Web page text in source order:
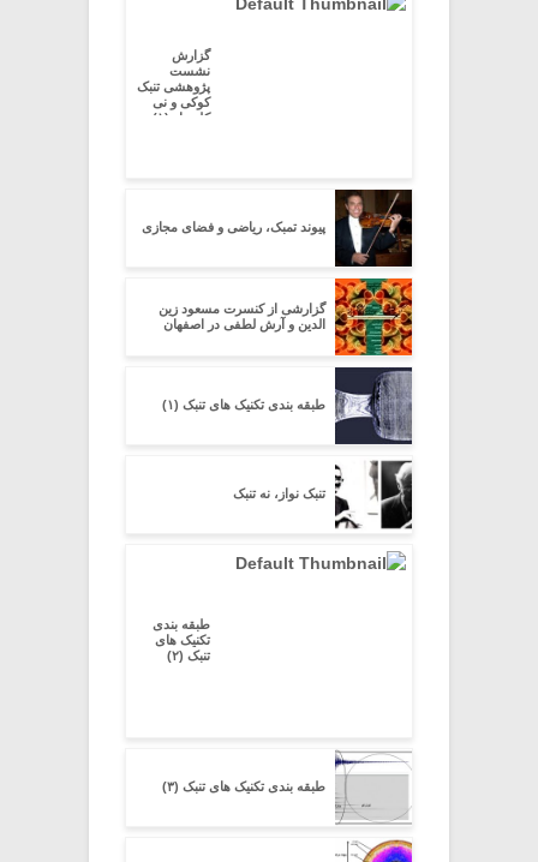
گزارش
نشست
پژوهشی تنبک
کوکی و نی
کلیددار (۱)
پیوند تمبک، ریاضی و فضای مجازی
گزارشی از کنسرت مسعود زین
الدین و آرش لطفی در اصفهان
طبقه بندی تکنیک های تنبک (۱)
تنبک نواز، نه تنبک
طبقه بندی
تکنیک های
تنبک (۲)
طبقه بندی تکنیک های تنبک (۳)